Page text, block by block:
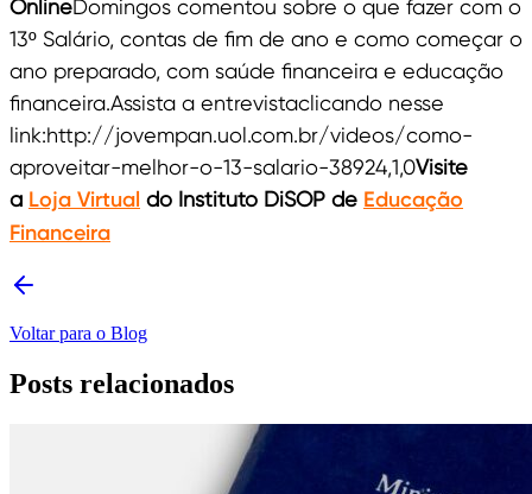
OnlineDomingos comentou sobre o que fazer com o
13º Salário, contas de fim de ano e como começar o
ano preparado, com saúde financeira e educação
financeira.Assista a entrevistaclicando nesse
link:http://jovempan.uol.com.br/videos/como-
aproveitar-melhor-o-13-salario-38924,1,0Visite
a Loja Virtual do Instituto DiSOP de Educação
Financeira
Voltar para o Blog
Posts relacionados